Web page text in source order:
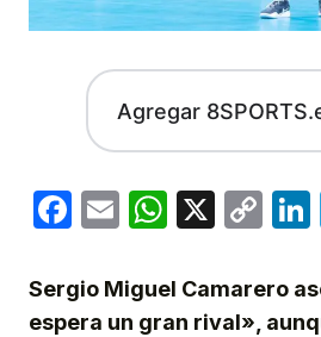
Agregar
Facebook
Email X
Sergio Miguel Camarero
espera un gran rival»,